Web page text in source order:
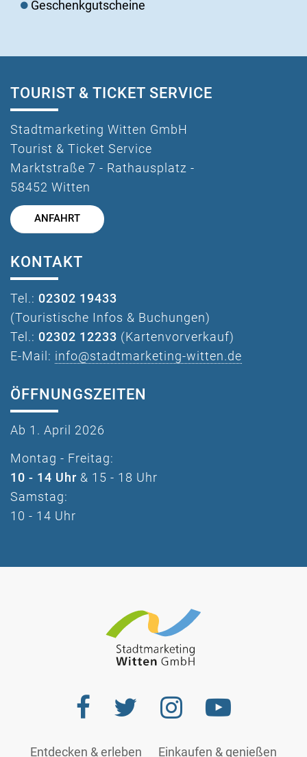
Geschenkgutscheine
TOURIST & TICKET SERVICE
Stadtmarketing Witten GmbH
Tourist & Ticket Service
Marktstraße 7 - Rathausplatz -
58452 Witten
ANFAHRT
KONTAKT
Tel.: 02302 19433
(Touristische Infos & Buchungen)
Tel.: 02302 12233 (Kartenvorverkauf)
E-Mail: info@stadtmarketing-witten.de
ÖFFNUNGSZEITEN
Ab 1. April 2026
Montag - Freitag:
10 - 14 Uhr & 15 - 18 Uhr
Samstag:
10 - 14 Uhr
Entdecken & erleben Einkaufen & genießen